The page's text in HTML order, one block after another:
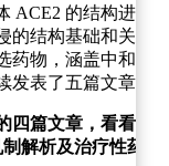
ACE2 的结构进行
结构基础和关键
物，涵盖中和抗
表了五篇文章。
四篇文章，看看
解析及治疗性药